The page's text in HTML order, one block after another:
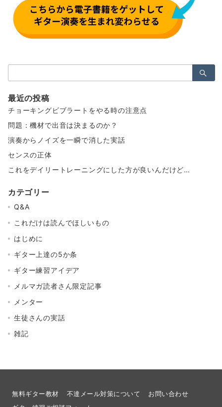
索：
最近の投稿
チョーキングビブラートをやる時の注意点
問題：機材で出音は決まるのか？
演奏からノイズを一瞬で消した実話
センスの正体
これをデイリートレーニングにした方が良いんだけど…
カテゴリー
Q&A
これだけは読んでほしいもの
はじめに
ギター上達の5か条
ギター練習アイデア
メルマガ読者さん限定記事
メンター
生徒さんの実話
雑記
無料ギター教材 不達メール対策について
お問い合わせ